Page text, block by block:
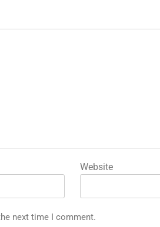
Website
next time I comment.